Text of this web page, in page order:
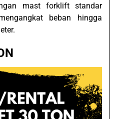
mast forklift standar
beban hingga